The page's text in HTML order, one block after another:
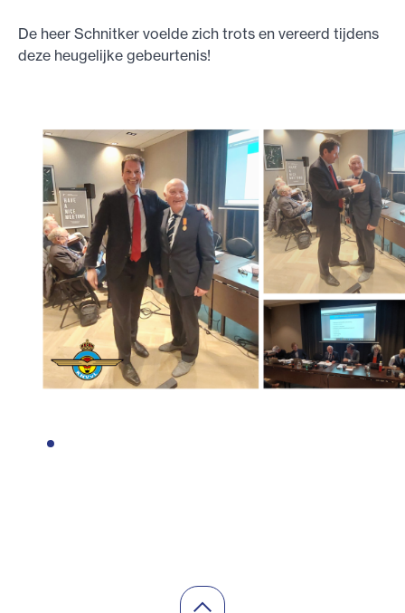
De heer Schnitker voelde zich trots en vereerd tijdens
deze heugelijke gebeurtenis!